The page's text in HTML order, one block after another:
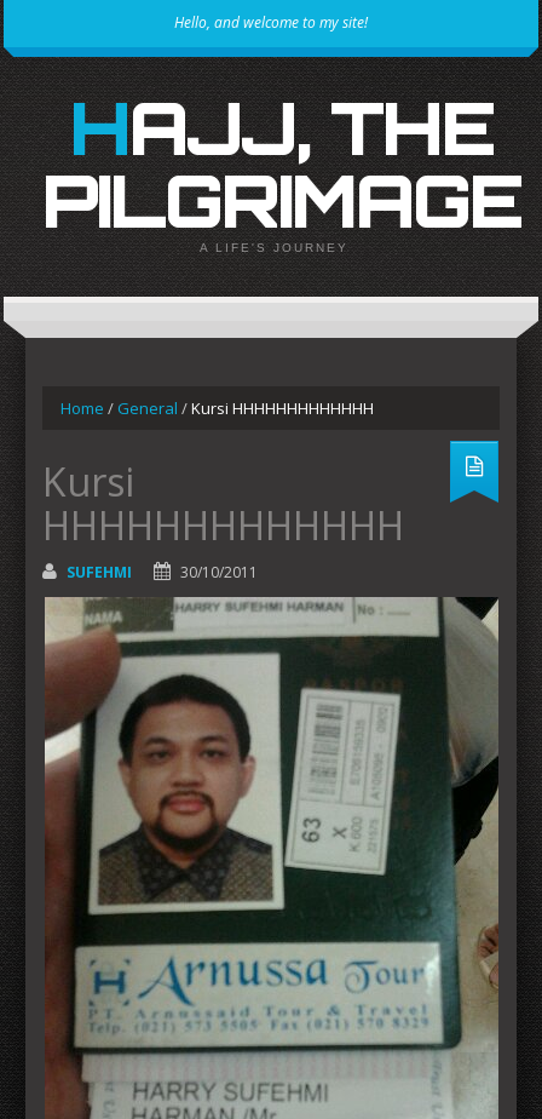
Hello, and welcome to my site!
HAJJ, THE
PILGRIMAGE
A LIFE'S JOURNEY
Home / General /Kursi HHHHHHHHHHHHH
Kursi
HHHHHHHHHHHHH
SUFEHMI 30/10/2011